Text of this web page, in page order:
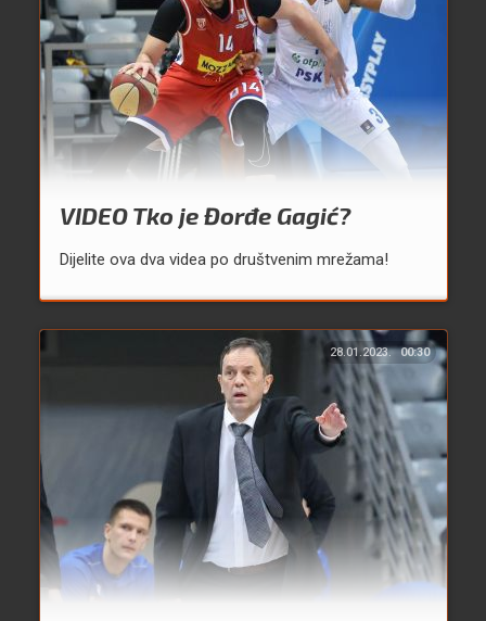
VIDEO Tko je Đorđe Gagić?
Dijelite ova dva videa po društvenim mrežama!
28.01.2023. 00:30